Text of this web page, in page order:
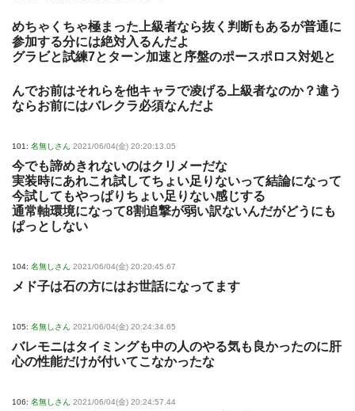
めちゃくちゃ極まった上級者なら抜く判断もあるが普通に
参加する分には絶対入るんだよ
グラビと試練7とターン加速と序盤のポースポロス対処と
んでお前はそれらを他キャラで凌げる上級者なのか？違う
ならお前にはバレクラ必須なんだよ
101: 名無しさん 2021/06/04(金) 20:20:13.05
今でも諦めきれないのはクリメーだな
実装時にあれこれ試してちょい足りないって結論になって
今試してもやっぱりちょい足りない感じする
通常軸環境になって8割追撃が弱い訳ないんだがどうにも
ぱっとしない
104: 名無しさん 2021/06/04(金) 20:20:45.67
メド子は石の方にはお世話になってます
105: 名無しさん 2021/06/04(金) 20:24:34.65
バレモニはタイミングも中の人のやる気も良かったのに肝
心の性能だけが付いてこなかったな
106: 名無しさん 2021/06/04(金) 20:24:57.44